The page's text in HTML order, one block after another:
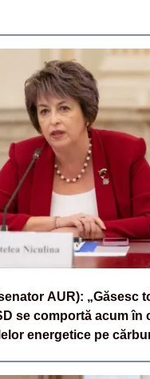
AUR): „Găsesc
se comportă acum în
energetice pe